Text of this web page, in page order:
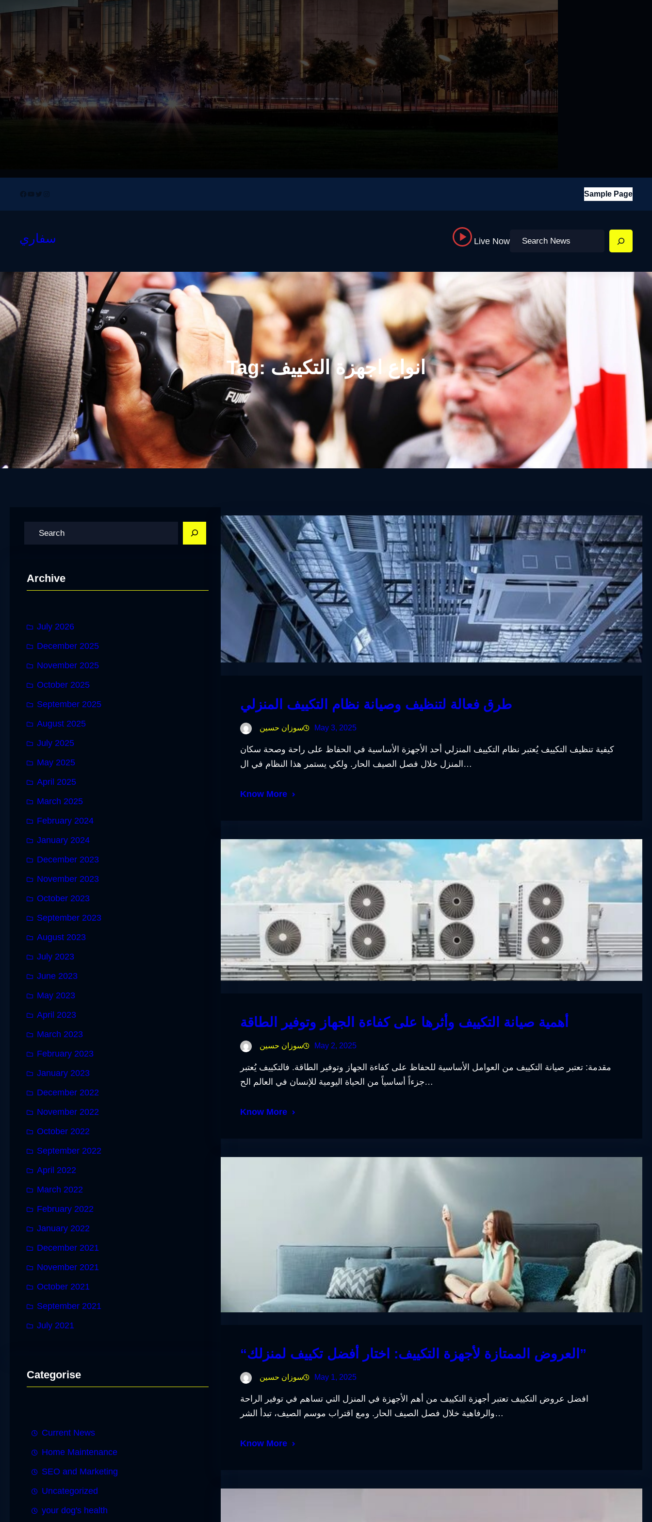
Facebook
YouTube
TwitterInstagram Sample Page
سفاري Live Now Search
Tag:انواع اجهزة التكييف
Archive
July 2026
December 2025
November 2025
October 2025
September 2025
August 2025
July 2025
May 2025
April 2025
March 2025
February 2024
January 2024
December 2023
November 2023
October 2023
September 2023
August 2023
July 2023
June 2023
May 2023
April 2023
March 2023
February 2023
January 2023
December 2022
November 2022
October 2022
September 2022
April 2022
March 2022
February 2022
January 2022
December 2021
November 2021
October 2021
September 2021
July 2021
Categorise
Current News
Home Maintenance
SEO and Marketing
Uncategorized
your dog's health
طرق فعالة لتنظيف وصيانة نظام التكييف المنزلي
سوزان حسين May 3, 2025
كيفية تنظيف التكييف يُعتبر نظام التكييف المنزلي أحد الأجهزة الأساسية في الحفاظ على راحة وصحة سكان
المنزل خلال فصل الصيف الحار. ولكي يستمر هذا النظام في ال…
Know More
أهمية صيانة التكييف وأثرها على كفاءة الجهاز وتوفير الطاقة
سوزان حسين May 2, 2025
مقدمة: تعتبر صيانة التكييف من العوامل الأساسية للحفاظ على كفاءة الجهاز وتوفير الطاقة. فالتكييف يُعتبر
جزءاً أساسياً من الحياة اليومية للإنسان في العالم الح…
Know More
“العروض الممتازة لأجهزة التكييف: اختار أفضل تكييف لمنزلك”
سوزان حسين May 1, 2025
افضل عروض التكييف تعتبر أجهزة التكييف من أهم الأجهزة في المنزل التي تساهم في توفير الراحة
والرفاهية خلال فصل الصيف الحار. ومع اقتراب موسم الصيف، تبدأ الشر…
Know More